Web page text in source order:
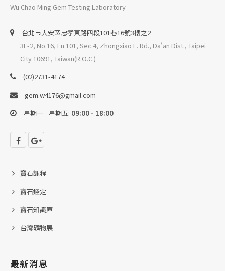
Wu Chao Ming Gem Testing Laboratory
台北巿大安區忠孝東路四段101巷16號3樓之2
3F-2, No.16, Ln.101, Sec.4, Zhongxiao E. Rd., Da'an Dist., Taipei
City 10691, Taiwan(R.O.C.)
(02)2731-4174
gem.w4176@gmail.com
星期一 - 星期五: 09:00 - 18:00
寶石課程
寶石鑑定
寶石知識庫
台灣礦物展
最新消息